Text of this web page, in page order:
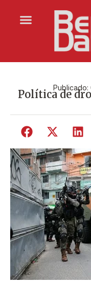
Publicado:
Política de